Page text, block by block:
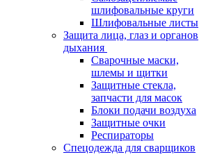
шлифовальные круги
Шлифовальные листы
Защита лица, глаз и органов
дыхания
Сварочные маски,
шлемы и щитки
Защитные стекла,
запчасти для масок
Блоки подачи воздуха
Защитные очки
Респираторы
Спецодежда для сварщиков